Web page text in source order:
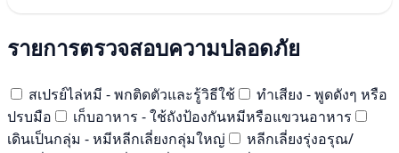
รายการตรวจสอบความปลอดภัย
สเปรย์ไล่หมี - พกติดตัวและรู้วิธีใช้
ทำเสียง - พูดดังๆ หรือ
ปรบมือ
เก็บอาหาร - ใช้ถังป้องกันหมีหรือแขวนอาหาร
เดินเป็นกลุ่ม - หมีหลีกเลี่ยงกลุ่มใหญ่
หลีกเลี่ยงรุ่งอรุณ/